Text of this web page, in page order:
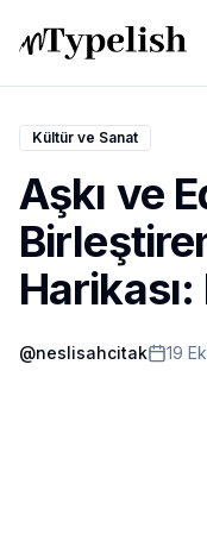
Dünya
Film ve Dizi
Kültür ve Sanat
Sağlık
Kültür ve Sanat
Aşkı ve
@neslisahcitak 19